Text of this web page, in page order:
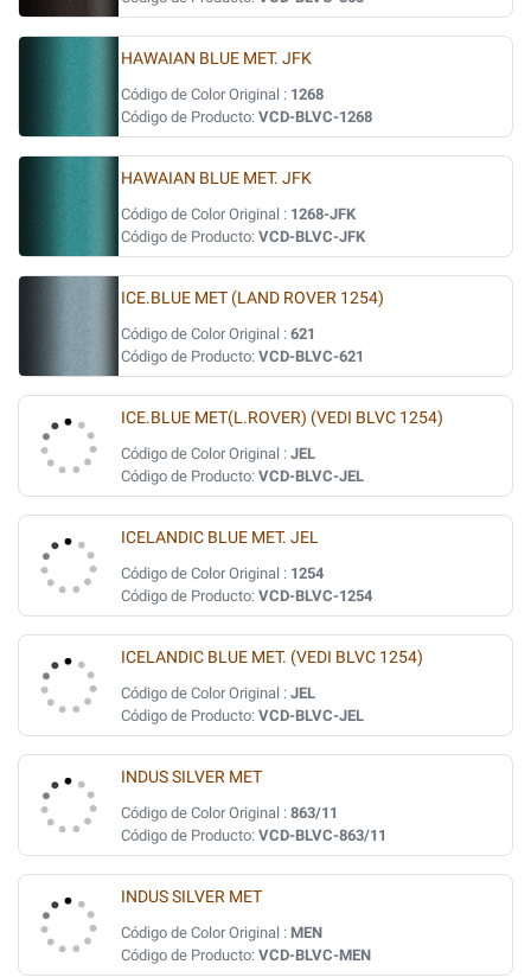
HAWAIAN BLUE MET. JFK
Código de Color Original : 1268
Código de Producto: VCD-BLVC-1268
HAWAIAN BLUE MET. JFK
Código de Color Original : 1268-JFK
Código de Producto: VCD-BLVC-JFK
ICE.BLUE MET (LAND ROVER 1254)
Código de Color Original : 621
Código de Producto: VCD-BLVC-621
ICE.BLUE MET(L.ROVER) (VEDI BLVC 1254)
Código de Color Original : JEL
Código de Producto: VCD-BLVC-JEL
ICELANDIC BLUE MET. JEL
Código de Color Original : 1254
Código de Producto: VCD-BLVC-1254
ICELANDIC BLUE MET. (VEDI BLVC 1254)
Código de Color Original : JEL
Código de Producto: VCD-BLVC-JEL
INDUS SILVER MET
Código de Color Original : 863/11
Código de Producto: VCD-BLVC-863/11
INDUS SILVER MET
Código de Color Original : MEN
Código de Producto: VCD-BLVC-MEN